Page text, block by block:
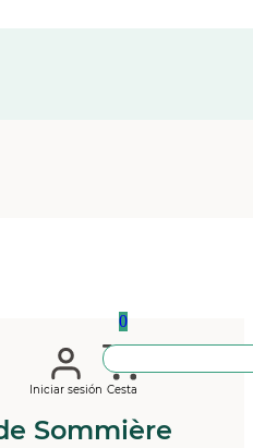
Iniciar sesión
0
Cesta
Sommière